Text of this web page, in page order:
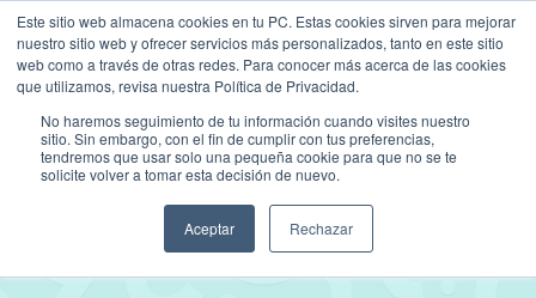
Este sitio web almacena cookies en tu PC. Estas cookies sirven para mejorar
nuestro sitio web y ofrecer servicios más personalizados, tanto en este sitio
web como a través de otras redes. Para conocer más acerca de las cookies
que utilizamos, revisa nuestra Política de Privacidad.
No haremos seguimiento de tu información cuando visites nuestro
sitio. Sin embargo, con el fin de cumplir con tus preferencias,
tendremos que usar solo una pequeña cookie para que no se te
solicite volver a tomar esta decisión de nuevo.
Aceptar Rechazar
Skip
content
asesoria@postil.la
FacebookInstagramLinkedIn